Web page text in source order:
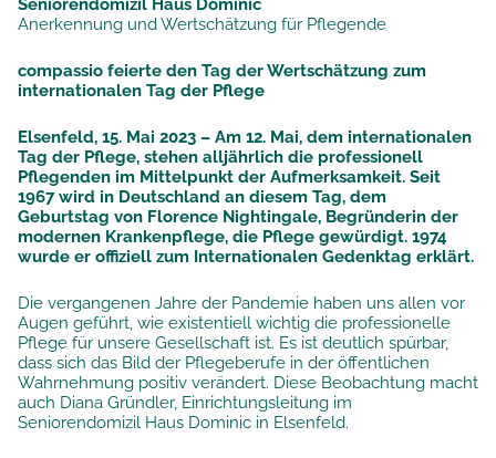
Seniorendomizil Haus Dominic
Anerkennung und Wertschätzung für Pflegende
compassio feierte den Tag der Wertschätzung zum
internationalen Tag der Pflege
Elsenfeld, 15. Mai 2023 – Am 12. Mai, dem internationalen
Tag der Pflege, stehen alljährlich die professionell
Pflegenden im Mittelpunkt der Aufmerksamkeit. Seit
1967 wird in Deutschland an diesem Tag, dem
Geburtstag von Florence Nightingale, Begründerin der
modernen Krankenpflege, die Pflege gewürdigt. 1974
wurde er offiziell zum Internationalen Gedenktag erklärt.
Die vergangenen Jahre der Pandemie haben uns allen vor
Augen geführt, wie existentiell wichtig die professionelle
Pflege für unsere Gesellschaft ist. Es ist deutlich spürbar,
dass sich das Bild der Pflegeberufe in der öffentlichen
Wahrnehmung positiv verändert. Diese Beobachtung macht
auch Diana Gründler, Einrichtungsleitung im
Seniorendomizil Haus Dominic in Elsenfeld.